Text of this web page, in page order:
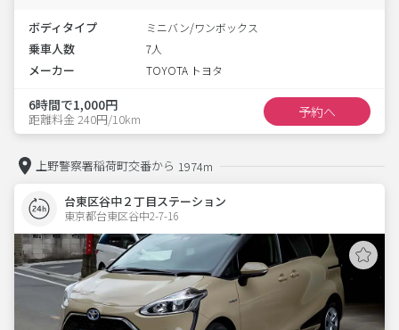
ボディタイプ ミニバン/ワンボックス
乗車人数 7人
メーカー TOYOTA トヨタ
6時間で1,000円
距離料金 240円/10km 予約へ
上野警察署稲荷町交番から 1974m
台東区谷中２丁目ステーション
東京都台東区谷中2-7-16